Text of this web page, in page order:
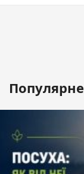
Популярне